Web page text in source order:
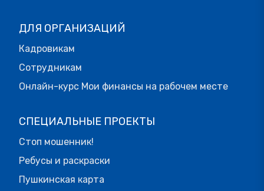
ДЛЯ ОРГАНИЗАЦИЙ
Кадровикам
Сотрудникам
Онлайн-курс Мои финансы на рабочем месте
СПЕЦИАЛЬНЫЕ ПРОЕКТЫ
Стоп мошенник!
Ребусы и раскраски
Пушкинская карта